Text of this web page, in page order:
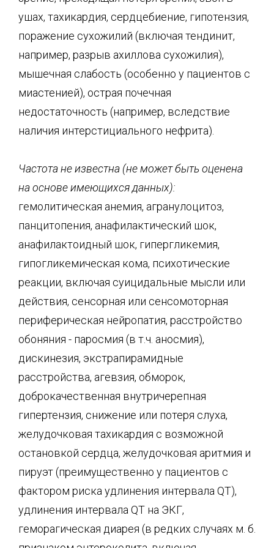
ушах, тахикардия, сердцебиение, гипотензия,
поражение сухожилий (включая тендинит,
например, разрыв ахиллова сухожилия),
мышечная слабость (особенно у пациентов с
миастенией), острая почечная
недостаточность (например, вследствие
наличия интерстициального нефрита).
Частота не известна (не может быть оценена
на основе имеющихся данных):
гемолитическая анемия, агранулоцитоз,
панцитопения, анафилактический шок,
анафилактоидный шок, гипергликемия,
гипогликемическая кома, психотические
реакции, включая суицидальные мысли или
действия, сенсорная или сенсомоторная
периферическая нейропатия, расстройство
обоняния - паросмия (в т.ч. аносмия),
дискинезия, экстрапирамидные
расстройства, агевзия, обморок,
доброкачественная внутричерепная
гипертензия, снижение или потеря слуха,
желудочковая тахикардия с возможной
остановкой сердца, желудочковая аритмия и
пируэт (преимущественно у пациентов с
фактором риска удлинения интервала QT),
удлинения интервала QT на ЭКГ,
геморагическая диарея (в редких случаях м. б.